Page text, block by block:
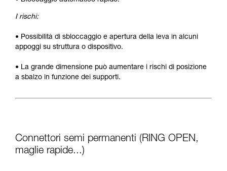
I rischi:
• Possibilità di sbloccaggio e apertura della leva in alcuni
appoggi su struttura o dispositivo.
• La grande dimensione può aumentare i rischi di posizione
a sbalzo in funzione dei supporti.
Connettori semi permanenti (RING OPEN,
maglie rapide...)